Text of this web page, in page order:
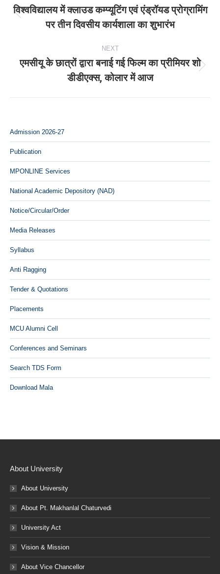
navigation
Previous
post:
विश्‍वविद्यालय में क्लाउड कम्प्यूटिंग एवं एंड्रॉयड प्रोग्रामिंग
पर तीन दिवसीय कार्यशाला का शुभारंभ
NEXT
Next
post:
एमसीयू के छात्रों द्वारा बनाई गई फिल्म का प्रीमियर शो
डीडीएक्स, कोलार में आज
Admission 2026-27
Publication
MPONLINE Services
National Academic Depository (NAD)
Notice/Circular/Order
Media Releases
Syllabus
Anti Ragging
Tender & Quotations
Placements
MCU Alumni Cell
Conferences and Seminars
Search TDS Form
Download Mala
About University
About University
About Pt. Makhanlal Chaturvedi
University Act
Vision & Mission
About Vice Chancellor